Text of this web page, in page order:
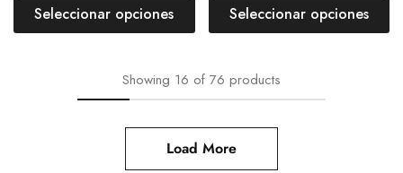
Seleccionar opciones Seleccionar opciones
Showing 16 of 76 products
Load More